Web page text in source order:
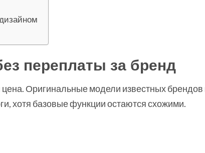
переплаты за бренд
Оригинальные модели известных брендов
хотя базовые функции остаются схожими.